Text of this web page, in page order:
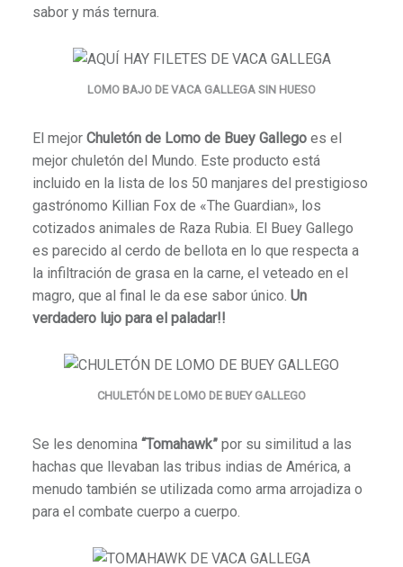
sabor y más ternura.
LOMO BAJO DE VACA GALLEGA SIN HUESO
El mejor Chuletón de Lomo de Buey Gallegoes el
mejor chuletón del Mundo. Este producto está
incluido en la lista de los 50 manjares del prestigioso
gastrónomo Killian Fox de «The Guardian», los
cotizados animales de Raza Rubia. El Buey Gallego
es parecido al cerdo de bellota en lo que respecta a
la infiltración de grasa en la carne, el veteado en el
magro, que al final le da ese sabor único. Un
verdadero lujo para el paladar!!
CHULETÓN DE LOMO DE BUEY GALLEGO
Se les denomina “Tomahawk”por su similitud a las
hachas que llevaban las tribus indias de América, a
menudo también se utilizada como arma arrojadiza o
para el combate cuerpo a cuerpo.